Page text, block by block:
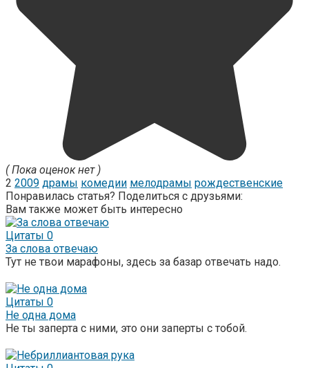
( Пока оценок нет )
2 2009 драмы комедии мелодрамы рождественские
Понравилась статья? Поделиться с друзьями:
Вам также может быть интересно
Цитаты 0
За слова отвечаю
Тут не твои марафоны, здесь за базар отвечать надо.
Цитаты 0
Не одна дома
Не ты заперта с ними, это они заперты с тобой.